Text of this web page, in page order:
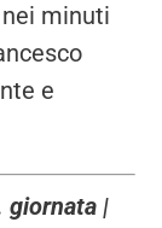
minuti
e
giornata |